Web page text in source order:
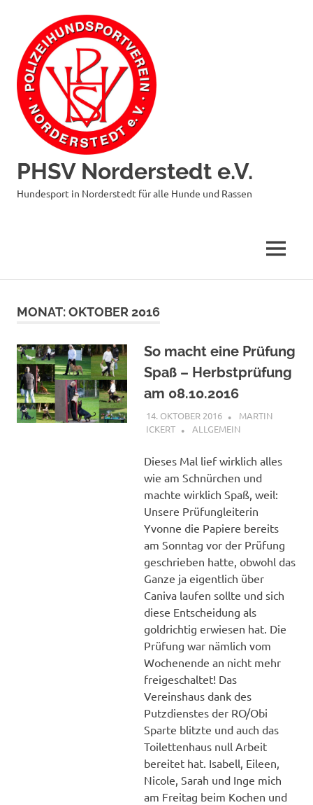
springen
PHSV Norderstedt e.V.
Hundesport in Norderstedt für alle Hunde und Rassen
MENÜ
MONAT:OKTOBER 2016
So macht eine Prüfung
Spaß – Herbstprüfung
am 08.10.2016
14. OKTOBER 2016
MARTIN
ICKERT
ALLGEMEIN
Dieses Mal lief wirklich alles
wie am Schnürchen und
machte wirklich Spaß, weil:
Unsere Prüfungleiterin
Yvonne die Papiere bereits
am Sonntag vor der Prüfung
geschrieben hatte, obwohl das
Ganze ja eigentlich über
Caniva laufen sollte und sich
diese Entscheidung als
goldrichtig erwiesen hat. Die
Prüfung war nämlich vom
Wochenende an nicht mehr
freigeschaltet! Das
Vereinshaus dank des
Putzdienstes der RO/Obi
Sparte blitzte und auch das
Toilettenhaus null Arbeit
bereitet hat. Isabell, Eileen,
Nicole, Sarah und Inge mich
am Freitag beim Kochen und